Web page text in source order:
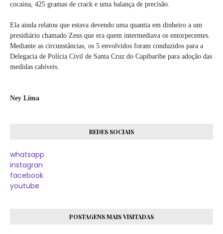
cocaína, 425 gramas de crack e uma balança de precisão.
Ela ainda relatou que estava devendo uma quantia em dinheiro a um
presidiário chamado Zeus que era quem intermediava os entorpecentes.
Mediante as circunstâncias, os 5 envolvidos foram conduzidos para a
Delegacia de Polícia Civil de Santa Cruz do Capibaribe para adoção das
medidas cabíveis.
Ney Lima
REDES SOCIAIS
whatsapp
instagran
facebook
youtube
POSTAGENS MAIS VISITADAS